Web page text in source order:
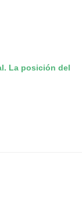
La posición del